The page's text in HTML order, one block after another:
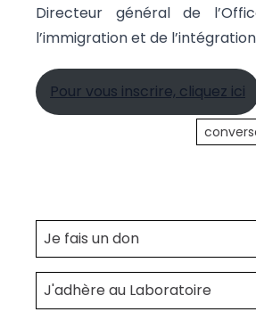
Directeur général de
l’immigration et de
Pour vous inscrire, cliquez ici
Je fais un don
J'adhère au Laboratoire